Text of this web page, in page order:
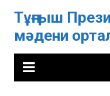
content
Тұңғыш
мәдени